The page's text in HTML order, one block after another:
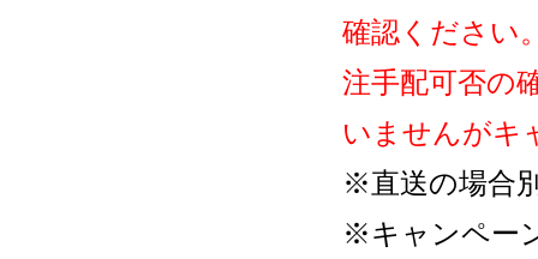
確認ください
注手配可否の
いませんがキ
※直送の場合
※キャンペー